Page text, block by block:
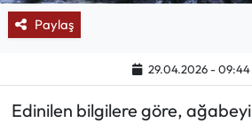
Paylaş
29.04.2026 - 09:44
Edinilen bilgilere göre,
Karikatür Galeri
ASTROLOJİ